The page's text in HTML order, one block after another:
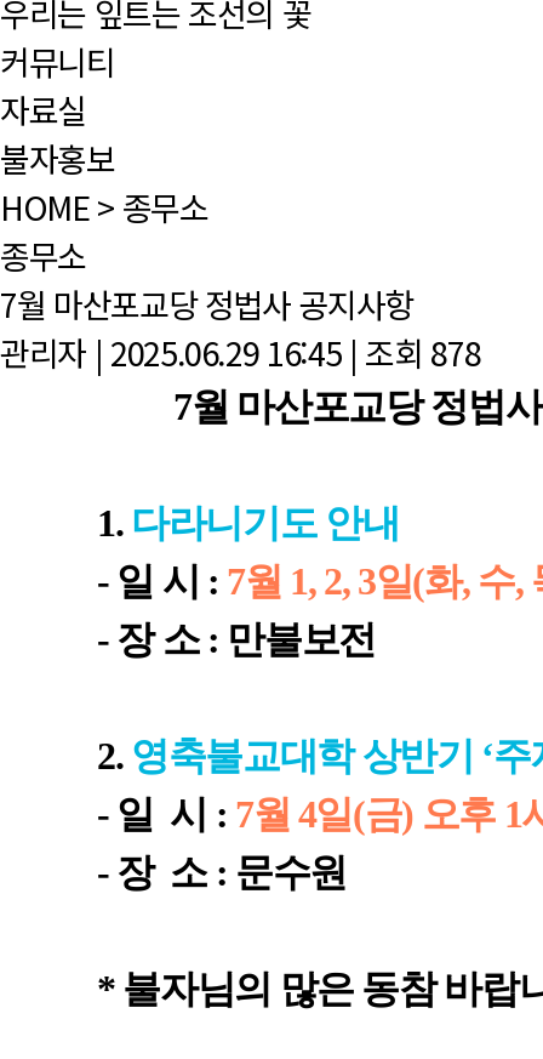
우리는 잎트는 조선의 꽃
커뮤니티
자료실
불자홍보
HOME > 종무소
종무소
7월 마산포교당 정법사 공지사항
관리자 | 2025.06.29 16:45 | 조회 878
7월 마산포교당 정법
1. 다라니기도 안내
- 일 시 : 7월 1, 2, 3일(화, 수,
- 장 소 : 만불보전
2. 영축불교대학 상반기 ‘
- 일 시 : 7월 4일(금) 오후
- 장 소 : 문수원
* 불자님의 많은 동참 바랍